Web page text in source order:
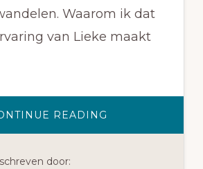
Waarom ik dat
van Lieke maakt
READING
HELDER
door: